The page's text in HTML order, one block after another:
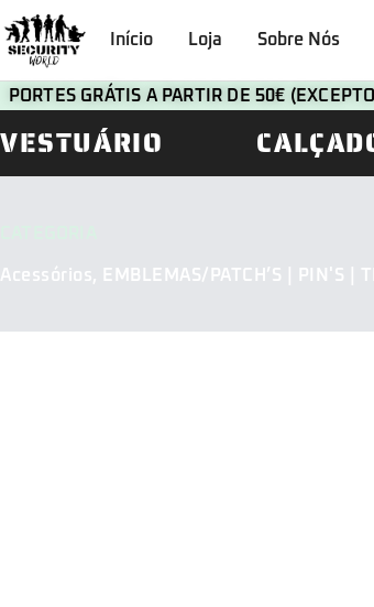
Início Loja Sobre Nós
PORTES GRÁTIS A PARTIR DE 50€
VESTUÁRIO
Acessórios, EMBLEMAS/PATCH’S | PIN'S |